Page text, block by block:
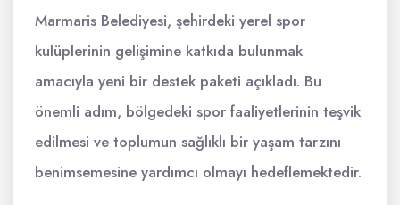
Marmaris Belediyesi, şehirdeki yerel spor
kulüplerinin gelişimine katkıda bulunmak
amacıyla yeni bir destek paketi açıkladı. Bu
önemli adım, bölgedeki spor faaliyetlerinin teşvik
edilmesi ve toplumun sağlıklı bir yaşam tarzını
benimsemesine yardımcı olmayı hedeflemektedir.